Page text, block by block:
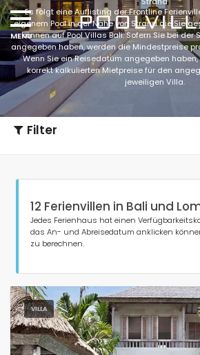
Es folgt eine Auflisting der Frontline
eigenem Pool in der Nähe von Strand die Sie
können auf Pool Villas Bali. Sofern Sie bei der
angegeben haben, werden die Mindestpreise
Wenn Sie ein Reisedatum angegeben
korrekt kalkulierten Mietpreise für den
jeweiligen Villa.
Filter
Personen
Schlafzimmer
12 Ferienvillen in Bali und
Jedes Ferienhaus hat einen
das An- und Abreisedatum anklicken
zu berechnen.
VILLA